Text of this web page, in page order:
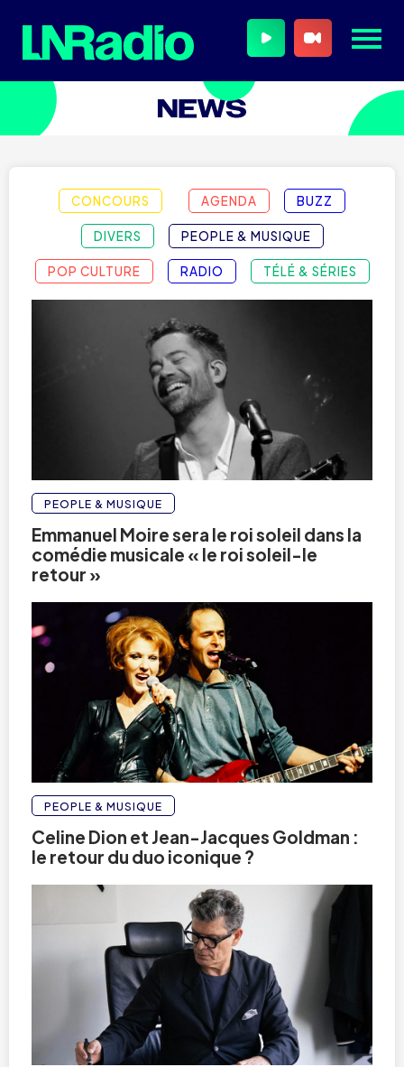
CONCOURS AGENDA BUZZ
DIVERS PEOPLE & MUSIQUE
POP CULTURE RADIO TÉLÉ & SÉRIES
PEOPLE & MUSIQUE
Emmanuel Moire sera le roi soleil dans la
comédie musicale « le roi soleil-le
retour »
PEOPLE & MUSIQUE
Celine Dion et Jean-Jacques Goldman :
le retour du duo iconique ?